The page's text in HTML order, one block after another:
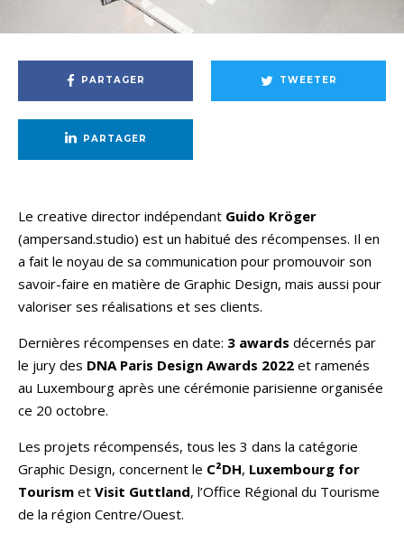
PARTAGER TWEETER
PARTAGER
Le creative director indépendant Guido Kröger
(ampersand.studio) est un habitué des récompenses. Il en
a fait le noyau de sa communication pour promouvoir son
savoir-faire en matière de Graphic Design, mais aussi pour
valoriser ses réalisations et ses clients.
Dernières récompenses en date: 3 awards décernés par
le jury des DNA Paris Design Awards 2022 et ramenés
au Luxembourg après une cérémonie parisienne organisée
ce 20 octobre.
Les projets récompensés, tous les 3 dans la catégorie
Graphic Design, concernent le C²DH, Luxembourg for
Tourism et Visit Guttland, l’Office Régional du Tourisme
de la région Centre/Ouest.